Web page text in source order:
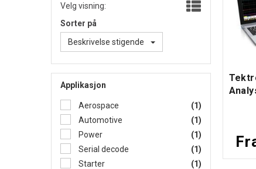
Velg visning:
Sorter på
Beskrivelse stigende
Applikasjon
Aerospace
(1)
Automotive
(1)
Power
(1)
Serial decode
(1)
Starter
(1)